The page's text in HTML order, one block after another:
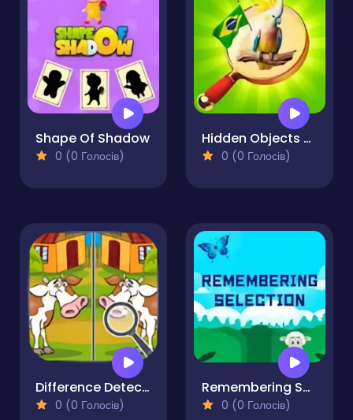
Shape Of Shadow
0 (0 Голосів)
Hidden Objects Vacation in Brazil
0 (0 Голосів)
Difference Detective- Find them!
0 (0 Голосів)
Remembering Selection
0 (0 Голосів)